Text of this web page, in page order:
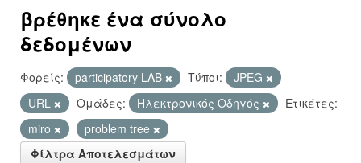
βρέθηκε ένα σύνολο
δεδομένων
Φορείς: participatory LAB Τύποι:
JPEG
URL
Ομάδες: Hλεκτρονικός Οδηγός
Ετικέτες:
miro
problem tree
Φίλτρα Αποτελεσμάτων